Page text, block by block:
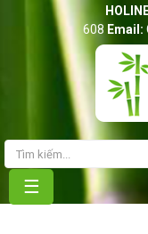
608 Email:
Trang chủ
Giới thiệu
Sản phẩm
☰